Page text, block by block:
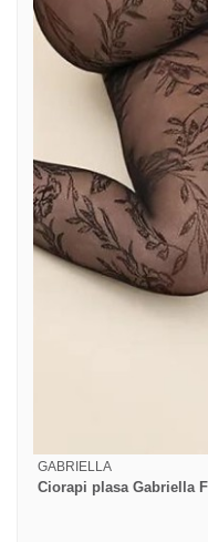
GABRIELLA
Ciorapi plasa Gabriella